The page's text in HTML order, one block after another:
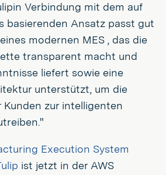
Verbindung mit dem auf
basierenden Ansatz passt gut
modernen MES , das die
transparent macht und
liefert sowie eine
unterstützt, um die
zur intelligenten
Execution System
ist jetzt in der AWS